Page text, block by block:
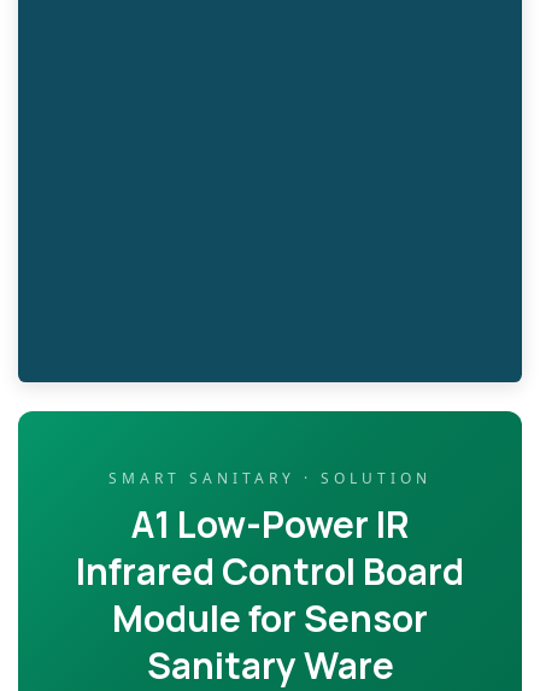
SMART SANITARY · SOLUTION
A1 Low-Power IR
Infrared Control Board
Module for Sensor
Sanitary Ware